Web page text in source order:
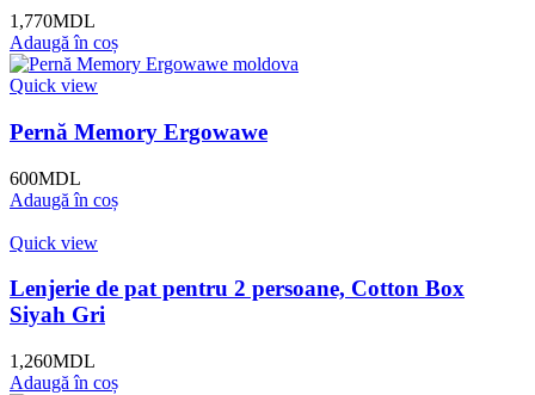
1,770MDL
Adaugă în coș
Quick view
Pernă Memory Ergowawe
600MDL
Adaugă în coș
Quick view
Lenjerie de pat pentru 2 persoane, Cotton Box
Siyah Gri
1,260MDL
Adaugă în coș